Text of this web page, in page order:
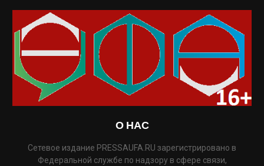
О НАС
Сетевое издание PRESSAUFA.RU зарегистрировано в
Федеральной службе по надзору в сфере связи,